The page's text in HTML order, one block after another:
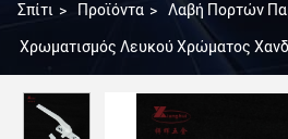
Σπίτι > Προϊόντα > Λαβή Πορτών
Χρωματισμός Λευκού Χρώματος